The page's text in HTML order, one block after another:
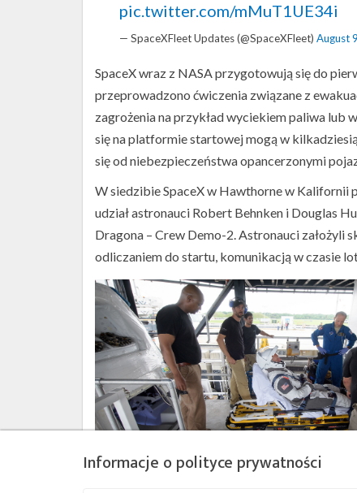
pic.twitter.com/mMuT1UE34i
— SpaceXFleet Updates (@SpaceXFleet) August
SpaceX wraz z NASA przygotowują się do
przeprowadzono ćwiczenia związane z
zagrożenia na przykład wyciekiem paliwa lub
się na platformie startowej mogą w
się od niebezpieczeństwa opancerzonymi
W siedzibie SpaceX w Hawthorne w Kalifornii
udział astronauci Robert Behnken i Douglas
Dragona – Crew Demo-2. Astronauci założyli
odliczaniem do startu, komunikacją w czasie
Informacje o polityce prywatności